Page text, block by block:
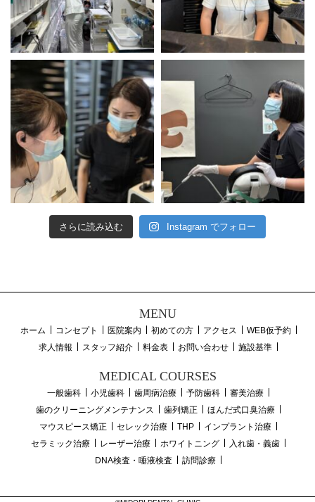
さらに読み込む Instagram でフォロー
MENU
ホーム コンセプト 医院案内 初めての方 アクセス
WEB仮予約
求人情報
スタッフ紹介 料金表 お問い合わせ 施設基準
MEDICAL COURSES
一般歯科 小児歯科 歯周病治療 予防歯科
審美治療
歯のクリーニングメンテナンス
歯列矯正
ほんだ式口臭治療
マウスピース矯正
セレック治療 THP
インプラント治療
セラミック治療
レーザー治療 ホワイトニング
入れ歯・義歯
DNA検査・唾液検査
訪問診療